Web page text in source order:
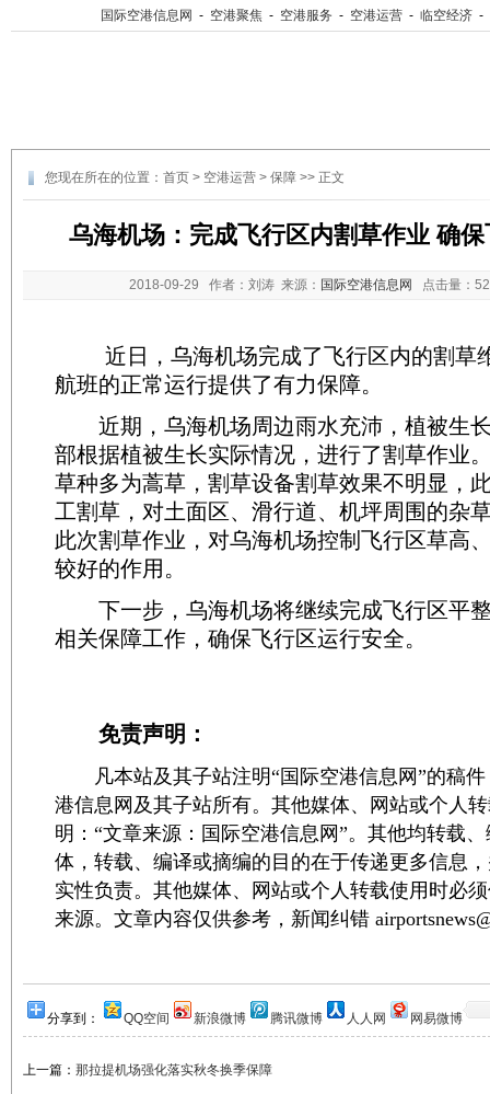
国际空港信息网 - 空港聚焦 - 空港服务 - 空港运营 - 临空经济 -
您现在所在的位置： 首页 > 空港运营 > 保障 >> 正文
乌海机场：完成飞行区内割草作业 确
2018-09-29 作者：刘涛 来源： 国际空港信息网 点击量：
近日，乌海机场完成了飞行区内的割草
航班的正常运行提供了有力保障。
近期，乌海机场周边雨水充沛，植被生
部根据植被生长实际情况，进行了割草作业
草种多为蒿草，割草设备割草效果不明显，
工割草，对土面区、滑行道、机坪周围的杂
此次割草作业，对乌海机场控制飞行区草高
较好的作用。
下一步，乌海机场将继续完成飞行区平
相关保障工作，确保飞行区运行安全。
免责声明：
凡本站及其子站注明“国际空港信息网”的稿件
港信息网及其子站所有。其他媒体、网站或个人
明：“文章来源：国际空港信息网”。其他均转载
体，转载、编译或摘编的目的在于传递更多信息
实性负责。其他媒体、网站或个人转载使用时必
来源。文章内容仅供参考，新闻纠错
分享到： QQ空间 新浪微博 腾讯微博 人人网 网易微博
上一篇： 那拉提机场强化落实秋冬换季保障